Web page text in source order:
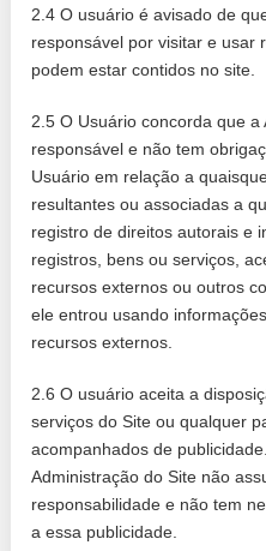
2.4 O usuário é avisado de
responsável por visitar e usar
podem estar contidos no site.
2.5 O Usuário concorda que
responsável e não tem
Usuário em relação a
resultantes ou associadas a
registro de direitos autorais e
registros, bens ou serviços,
recursos externos ou outros
ele entrou usando
recursos externos.
2.6 O usuário aceita a
serviços do Site ou qualquer
acompanhados de
Administração do Site não
responsabilidade e não tem
a essa publicidade.